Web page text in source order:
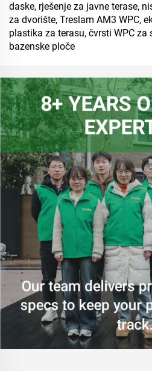
daske, rješenje za javne terase,
za dvorište, Treslam AM3 WPC,
plastika za terasu, čvrsti WPC za
bazenske ploče